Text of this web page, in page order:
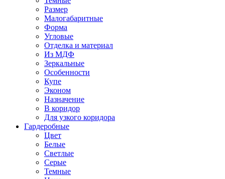
Размер
Малогабаритные
Форма
Угловые
Отделка и материал
Из МДФ
Зеркальные
Особенности
Купе
Эконом
Назначение
В коридор
Для узкого коридора
Гардеробные
Цвет
Белые
Светлые
Серые
Темные